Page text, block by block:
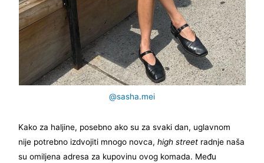
@sasha.mei
Kako za haljine, posebno ako su za svaki dan, uglavnom
nije potrebno izdvojiti mnogo novca,high street radnje naša
su omiljena adresa za kupovinu ovog komada. Među